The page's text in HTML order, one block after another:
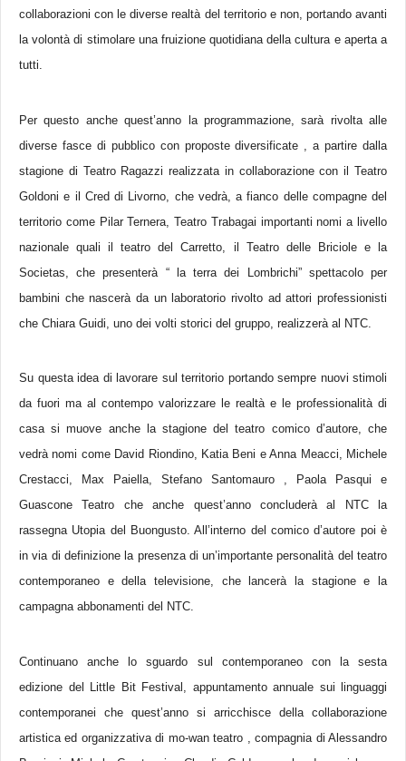
collaborazioni con le diverse realtà del territorio e non, portando avanti
lavolontà di stimolare una fruizione quotidiana della cultura e aperta a
tutti.
Per questo anche quest’anno la programmazione, sarà rivolta alle
diverse fasce di pubblico con proposte diversificate , a partire dalla
stagione di Teatro Ragazzi realizzata in collaborazione con il Teatro
Goldoni e il Cred di Livorno, che vedrà, a fianco delle compagne del
territorio come Pilar Ternera, Teatro Trabagai importanti nomi a livello
nazionale quali il teatro del Carretto, il Teatro delle Briciole e la
Societas, che presenterà “ la terra dei Lombrichi” spettacolo per
bambini che nascerà da un laboratorio rivolto ad attori professionisti
che Chiara Guidi, uno dei volti storici del gruppo, realizzerà al NTC.
Su questa idea di lavorare sul territorio portando sempre nuovi stimoli
da fuori ma al contempo valorizzare le realtà e le professionalità di
casa si muove anche la stagione del teatro comico d’autore, che
vedrà nomi come David Riondino, Katia Beni e Anna Meacci, Michele
Crestacci, Max Paiella, Stefano Santomauro , Paola Pasqui e
Guascone Teatro che anche quest’anno concluderà al NTC la
rassegna Utopia del Buongusto. All’interno del comico d’autore poi è
in via di definizione la presenza di un’importante personalità del teatro
contemporaneo e della televisione, che lancerà la stagione e la
campagna abbonamenti del NTC.
Continuano anche lo sguardo sul contemporaneo con la sesta
edizione del Little Bit Festival, appuntamento annuale sui linguaggi
contemporanei che quest’anno si arricchisce della collaborazione
artistica ed organizzativa di mo-wan teatro , compagnia di Alessandro